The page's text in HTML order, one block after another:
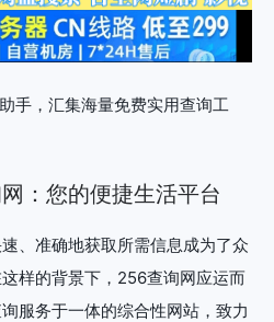
手，汇集海量免费实用查询工
：您的便捷生活平台
、准确地获取所需信息成为了众
样的背景下，256查询网应运而
服务于一体的综合性网站，致力